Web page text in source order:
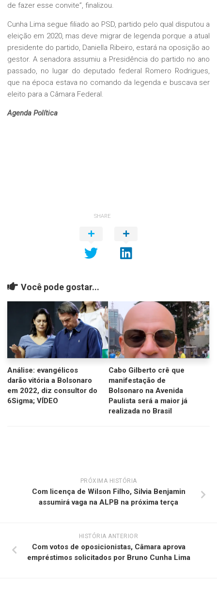
de fazer esse convite”, finalizou.
Cunha Lima segue filiado ao PSD, partido pelo qual disputou a
eleição em 2020, mas deve migrar de legenda porque a atual
presidente do partido, Daniella Ribeiro, estará na oposição ao
gestor. A senadora assumiu a Presidência do partido no ano
passado, no lugar do deputado federal Romero Rodrigues,
que na época estava no comando da legenda e buscava ser
eleito para a Câmara Federal.
Agenda Política
SHARE
Você pode gostar...
Análise: evangélicos
darão vitória a Bolsonaro
em 2022, diz consultor do
6Sigma; VÍDEO
Cabo Gilberto crê que
manifestação de
Bolsonaro na Avenida
Paulista será a maior já
realizada no Brasil
PRÓXIMA HISTÓRIA
Com licença de Wilson Filho, Silvia Benjamin
assumirá vaga na ALPB na próxima terça
HISTÓRIA ANTERIOR
Com votos de oposicionistas, Câmara aprova
empréstimos solicitados por Bruno Cunha Lima